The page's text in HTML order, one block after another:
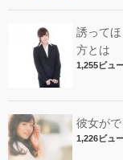
誘って
方とは
1,255ビュ
彼女が
1,226ビュ